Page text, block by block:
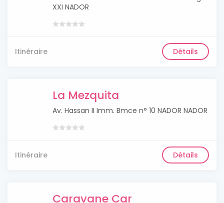
XXI NADOR
Itinéraire Détails
La Mezquita
Av. Hassan II Imm. Bmce n° 10 NADOR NADOR
Itinéraire Détails
Caravane Car